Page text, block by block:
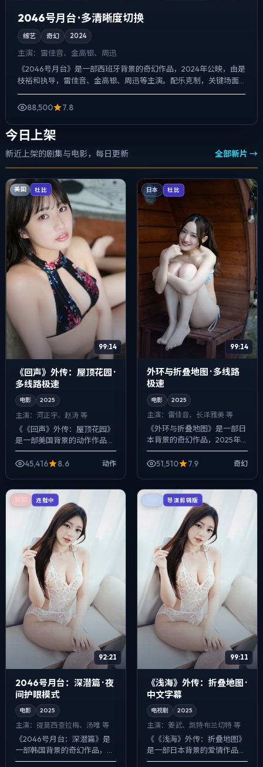
2046号月台 · 多清晰度切换
综艺 奇幻 2024
主演： 雷佳音、金高银、周迅
《2046号月台》是一部西班牙背景的奇幻作品，2024年公映，由是
枝裕和执导，雷佳音、金高银、周迅等主演。配乐克制，关键场面
反而以环境声托情绪，动作戏服务于叙事节点，每场打斗都...
88,500
7.8
今日上架
新近上架的剧集与电影，每日更新 全部新片 →
美国 杜比
99:14
《回声》外传：屋顶花园 ·
多线路极速
电影 2025
主演： 河正宇、赵涛 等
《《回声》外传：屋顶花园》
是一部美国背景的动作作品，
2025年公映，由徐克执导，
河正宇、赵涛、亚当·德赖弗等
45,416 8.6 动作
日本 杜比
99:14
外环与折叠地图 · 多线路
极速
电影 2025
主演： 雷佳音、长泽雅美 等
《外环与折叠地图》是一部日
本背景的奇幻作品，2025年
公映，由魏德圣执导，雷佳
音、长泽雅美、宋康昊等主
51,510 7.9 奇幻
韩国 连载中
92:21
2046号月台：深潜篇 · 夜
间护眼模式
电影 2025
主演： 提莫西·查拉梅、汤唯 等
《2046号月台：深潜篇》是
一部韩国背景的奇幻作品，
2025年公映，由杜琪峰执
导演剪辑版
99:11
《浅海》外传：折叠地图 ·
中文字幕
电视剧 2025
主演： 姜武、凯特·布兰切特 等
《《浅海》外传：折叠地图》
是一部日本背景的爱情作品，
2025年公映，由娄烨执导，